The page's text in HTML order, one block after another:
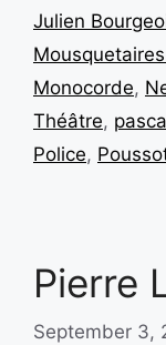
Julien
Monocorde,
Théâtre,
Police,
Pierre
September 3,